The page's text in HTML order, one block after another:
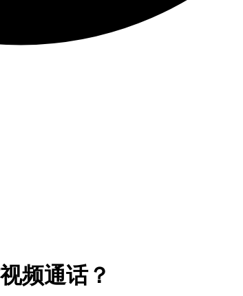
频通话？